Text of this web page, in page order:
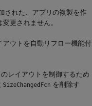
された、アプリの複製を作
更されません。
ウトを自動リフロー機能付
レイアウトを制御するため
SizeChangedFcn を削除す